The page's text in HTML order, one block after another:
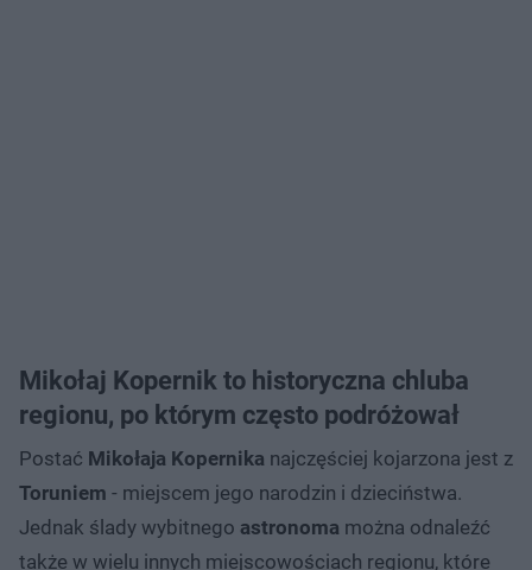
Mikołaj Kopernik to historyczna chluba
regionu, po którym często podróżował
Postać Mikołaja Kopernika najczęściej kojarzona jest z
Toruniem - miejscem jego narodzin i dzieciństwa.
Jednak ślady wybitnego astronoma można odnaleźć
także w wielu innych miejscowościach regionu, które